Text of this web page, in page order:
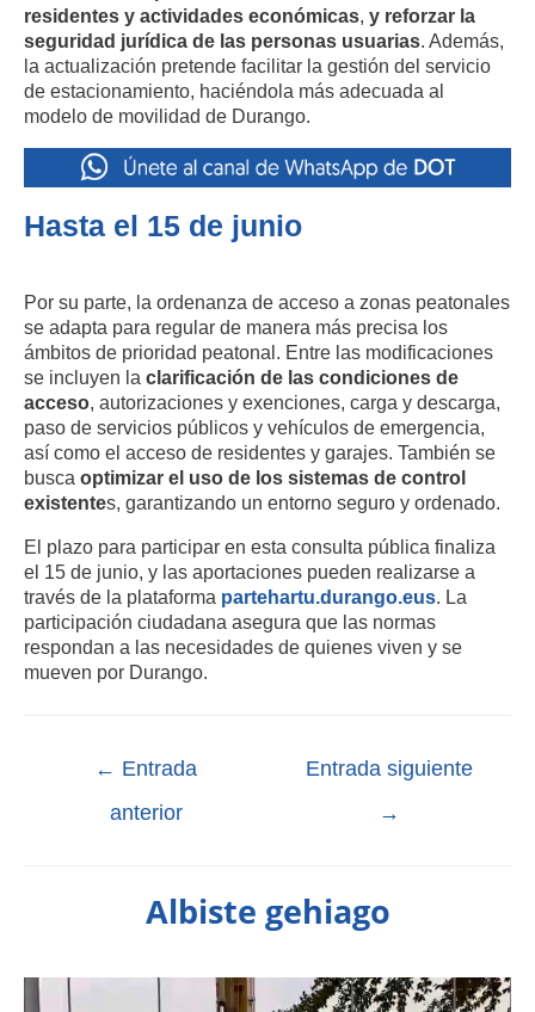
residentes y actividades económicas, y reforzar la
seguridad jurídica de las personas usuarias. Además,
la actualización pretende facilitar la gestión del servicio
de estacionamiento, haciéndola más adecuada al
modelo de movilidad de Durango.
Hasta el 15 de junio
Por su parte, la ordenanza de acceso a zonas peatonales
se adapta para regular de manera más precisa los
ámbitos de prioridad peatonal. Entre las modificaciones
se incluyen la clarificación de las condiciones de
acceso, autorizaciones y exenciones, carga y descarga,
paso de servicios públicos y vehículos de emergencia,
así como el acceso de residentes y garajes. También se
busca optimizar el uso de los sistemas de control
existentes, garantizando un entorno seguro y ordenado.
El plazo para participar en esta consulta pública finaliza
el 15 de junio, y las aportaciones pueden realizarse a
través de la plataforma partehartu.durango.eus. La
participación ciudadana asegura que las normas
respondan a las necesidades de quienes viven y se
mueven por Durango.
← Entrada
anterior
Entrada siguiente
→
Albiste gehiago